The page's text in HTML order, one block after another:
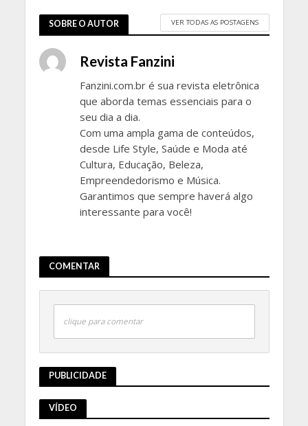
SOBRE O AUTOR VER TODAS AS POSTAGENS
Revista Fanzini
Fanzini.com.br é sua revista eletrônica
que aborda temas essenciais para o
seu dia a dia.
Com uma ampla gama de conteúdos,
desde Life Style, Saúde e Moda até
Cultura, Educação, Beleza,
Empreendedorismo e Música.
Garantimos que sempre haverá algo
interessante para você!
COMENTAR
clique para comentar
PUBLICIDADE
VÍDEO